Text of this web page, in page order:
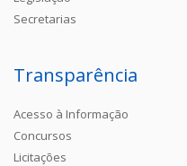
Secretarias
Transparência
Acesso à Informação
Concursos
Licitações